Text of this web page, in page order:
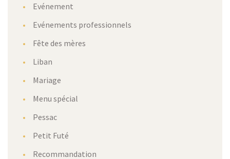
Evénement
Evénements professionnels
Fête des mères
Liban
Mariage
Menu spécial
Pessac
Petit Futé
Recommandation